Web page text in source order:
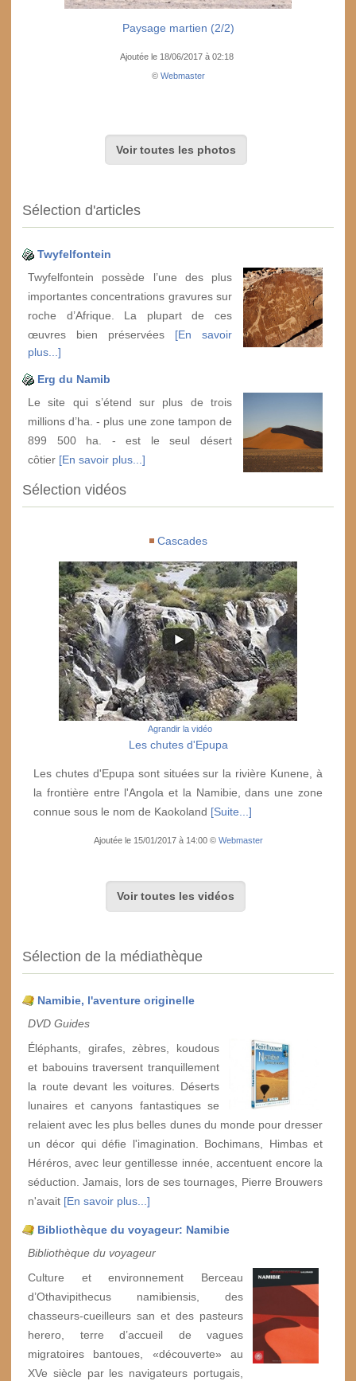
Paysage martien (2/2)
Ajoutée le 18/06/2017 à 02:18
© Webmaster
Voir toutes les photos
Sélection d'articles
Twyfelfontein
Twyfelfontein possède l’une des plus
importantes concentrations gravures sur
roche d’Afrique. La plupart de ces
œuvres bien préservées [En savoir
plus...]
Erg du Namib
Le site qui s’étend sur plus de trois
millions d’ha. - plus une zone tampon de
899 500 ha. - est le seul désert
côtier [En savoir plus...]
Sélection vidéos
Cascades
Agrandir la vidéo
Les chutes d'Epupa
Les chutes d'Epupa sont situées sur la rivière Kunene, à
la frontière entre l'Angola et la Namibie, dans une zone
connue sous le nom de Kaokoland [Suite...]
Ajoutée le 15/01/2017 à 14:00 © Webmaster
Voir toutes les vidéos
Sélection de la médiathèque
Namibie, l'aventure originelle
DVD Guides
Éléphants, girafes, zèbres, koudous
et babouins traversent tranquillement
la route devant les voitures. Déserts
lunaires et canyons fantastiques se
relaient avec les plus belles dunes du monde pour dresser
un décor qui défie l'imagination. Bochimans, Himbas et
Héréros, avec leur gentillesse innée, accentuent encore la
séduction. Jamais, lors de ses tournages, Pierre Brouwers
n'avait [En savoir plus...]
Bibliothèque du voyageur: Namibie
Bibliothèque du voyageur
Culture et environnement Berceau
d’Othavipithecus namibiensis, des
chasseurs-cueilleurs san et des pasteurs
herero, terre d’accueil de vagues
migratoires bantoues, «découverte» au
XVe siècle par les navigateurs portugais,